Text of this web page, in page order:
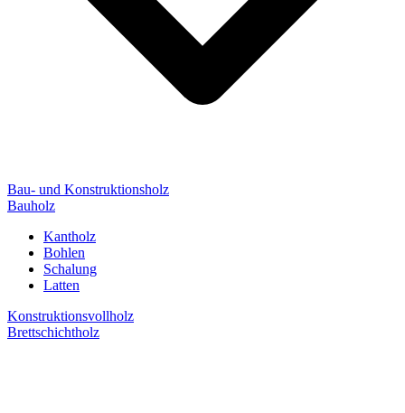
Bau- und Konstruktionsholz
Bauholz
Kantholz
Bohlen
Schalung
Latten
Konstruktionsvollholz
Brettschichtholz